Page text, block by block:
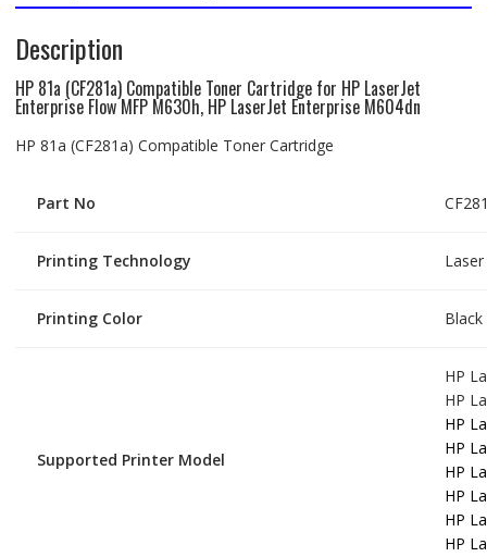
Description
HP 81a (CF281a) Compatible Toner Cartridge for HP LaserJet
Enterprise Flow MFP M630h, HP LaserJet Enterprise M604dn
HP 81a (CF281a) Compatible Toner Cartridge
Part No
Printing Technology Laser
Printing Color Black
Supported Printer Model
HP
HP
HP
HP
HP
HP
HP
HP